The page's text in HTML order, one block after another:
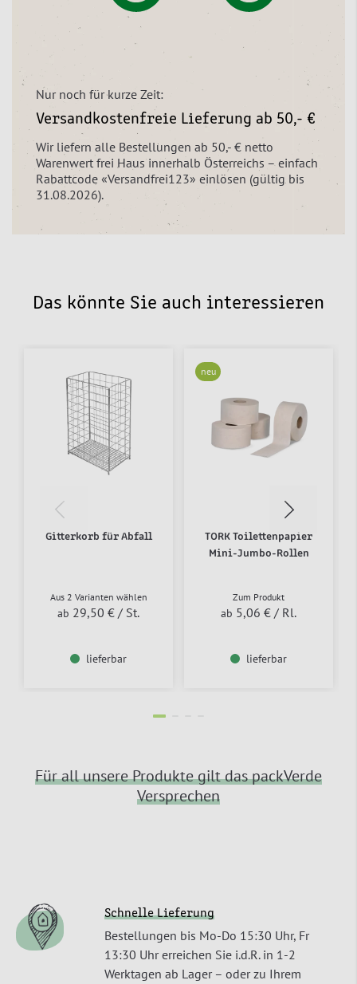
Nur noch für kurze Zeit:
Versandkostenfreie Lieferung ab 50,- €
Wir liefern alle Bestellungen ab 50,- € netto
Warenwert frei Haus innerhalb Österreichs – einfach
Rabattcode «Versandfrei123» einlösen (gültig bis
31.08.2026).
Das könnte Sie auch interessieren
Gitterkorb für Abfall
Aus 2 Varianten wählen
ab 29,50 € / St.
lieferbar
neu
TORK Toilettenpapier
Mini-Jumbo-Rollen
Zum Produkt
ab 5,06 € / Rl.
lieferbar
Für all unsere Produkte gilt das packVerde
Versprechen
Schnelle Lieferung
Bestellungen bis Mo-Do 15:30 Uhr, Fr
13:30 Uhr erreichen Sie i.d.R. in 1-2
Werktagen ab Lager – oder zu Ihrem